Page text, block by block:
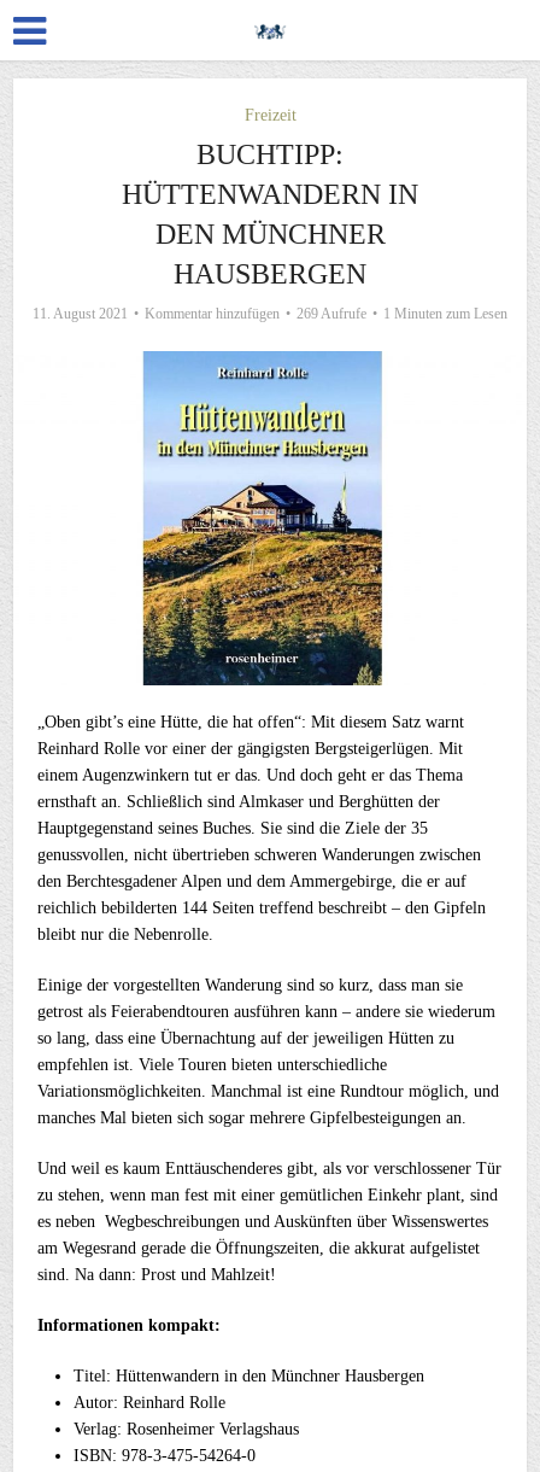
Freizeit
BUCHTIPP:
HÜTTENWANDERN IN
DEN MÜNCHNER
HAUSBERGEN
11. August 2021 Kommentar hinzufügen 269 Aufrufe 1 Minuten zum Lesen
„Oben gibt’s eine Hütte, die hat offen“: Mit diesem Satz warnt
Reinhard Rolle vor einer der gängigsten Bergsteigerlügen. Mit
einem Augenzwinkern tut er das. Und doch geht er das Thema
ernsthaft an. Schließlich sind Almkaser und Berghütten der
Hauptgegenstand seines Buches. Sie sind die Ziele der 35
genussvollen, nicht übertrieben schweren Wanderungen zwischen
den Berchtesgadener Alpen und dem Ammergebirge, die er auf
reichlich bebilderten 144 Seiten treffend beschreibt – den Gipfeln
bleibt nur die Nebenrolle.
Einige der vorgestellten Wanderung sind so kurz, dass man sie
getrost als Feierabendtouren ausführen kann – andere sie wiederum
so lang, dass eine Übernachtung auf der jeweiligen Hütten zu
empfehlen ist. Viele Touren bieten unterschiedliche
Variationsmöglichkeiten. Manchmal ist eine Rundtour möglich, und
manches Mal bieten sich sogar mehrere Gipfelbesteigungen an.
Und weil es kaum Enttäuschenderes gibt, als vor verschlossener Tür
zu stehen, wenn man fest mit einer gemütlichen Einkehr plant, sind
es neben Wegbeschreibungen und Auskünften über Wissenswertes
am Wegesrand gerade die Öffnungszeiten, die akkurat aufgelistet
sind. Na dann: Prost und Mahlzeit!
Informationen kompakt:
Titel: Hüttenwandern in den Münchner Hausbergen
Autor: Reinhard Rolle
Verlag: Rosenheimer Verlagshaus
ISBN: 978-3-475-54264-0